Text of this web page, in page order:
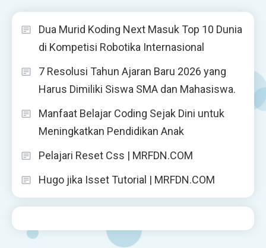
Dua Murid Koding Next Masuk Top 10 Dunia
di Kompetisi Robotika Internasional
7 Resolusi Tahun Ajaran Baru 2026 yang
Harus Dimiliki Siswa SMA dan Mahasiswa.
Manfaat Belajar Coding Sejak Dini untuk
Meningkatkan Pendidikan Anak
Pelajari Reset Css | MRFDN.COM
Hugo jika Isset Tutorial | MRFDN.COM